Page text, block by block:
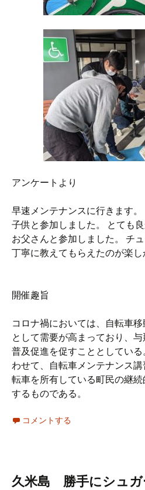
アンケートより
早速メンテナンスに行きます。
子供と参加しました。 とても良
お父さんと参加しました。 チ
丁寧に教えてもらえたのが楽し
開催趣旨
コロナ禍においては、自転車
として需要が高まっており、
普及促進を促すこととしてい
わせて、自転車メンテナンス
転車を所有している町民の継
するものである。
コメントする
久米島 勝手にシュ